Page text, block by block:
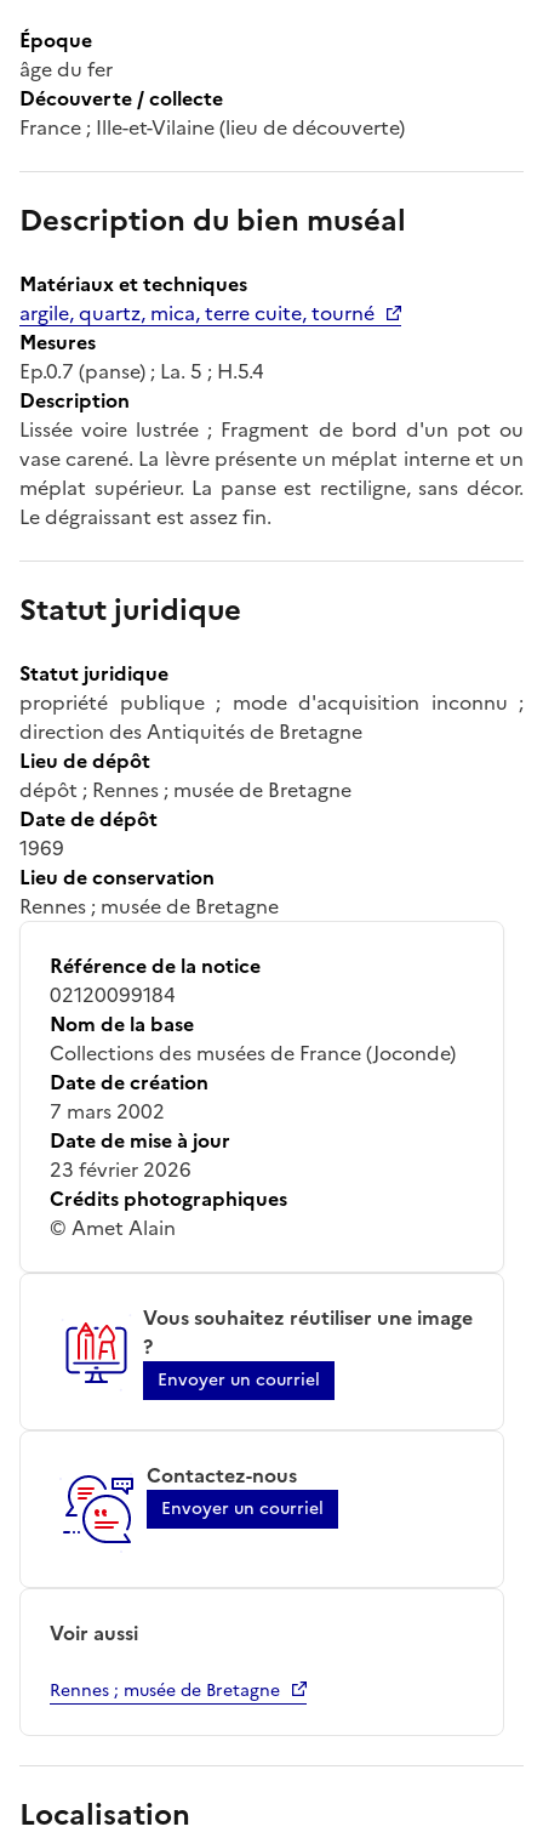
Époque
âge du fer
Découverte / collecte
France ; Ille-et-Vilaine (lieu de découverte)
Description du bien muséal
Matériaux et techniques
argile, quartz, mica, terre cuite, tourné
Mesures
Ep.0.7 (panse) ; La. 5 ; H.5.4
Description
Lissée voire lustrée ; Fragment de bord d'un pot ou
vase carené. La lèvre présente un méplat interne et un
méplat supérieur. La panse est rectiligne, sans décor.
Le dégraissant est assez fin.
Statut juridique
Statut juridique
propriété publique ; mode d'acquisition inconnu ;
direction des Antiquités de Bretagne
Lieu de dépôt
dépôt ; Rennes ; musée de Bretagne
Date de dépôt
1969
Lieu de conservation
Rennes ; musée de Bretagne
Référence de la notice
02120099184
Nom de la base
Collections des musées de France (Joconde)
Date de création
7 mars 2002
Date de mise à jour
23 février 2026
Crédits photographiques
© Amet Alain
Vous souhaitez réutiliser une image
?
Envoyer un courriel
Contactez-nous
Envoyer un courriel
Voir aussi
Rennes ; musée de Bretagne
Localisation